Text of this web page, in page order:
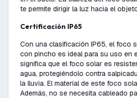
te permite dirigir la luz hacia el
Certificación IP65
Con una clasificación IP65, el foco
con pincho es ideal para su uso en
significa que el foco solar es
agua, protegiéndolo contra
la lluvia. El material de este foco
Además, no se necesita cableado